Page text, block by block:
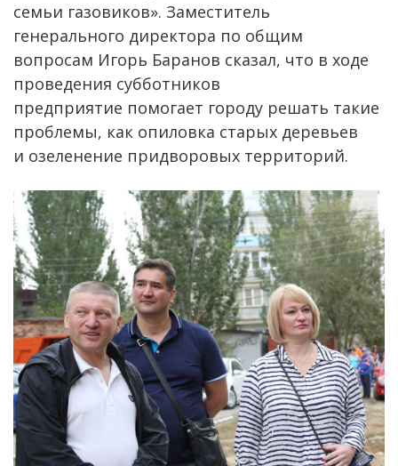
семьи газовиков». Заместитель
генерального директора по общим
вопросам Игорь Баранов сказал, что в ходе
проведения субботников
предприятие помогает городу решать такие
проблемы, как опиловка старых деревьев
и озеленение придворовых территорий.